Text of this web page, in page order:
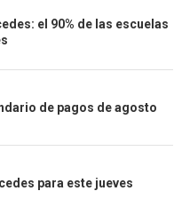
el 90% de las escuelas
de pagos de agosto
para este jueves